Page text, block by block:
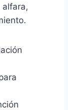
alfara,